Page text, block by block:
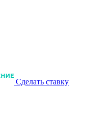
Сделать ставку